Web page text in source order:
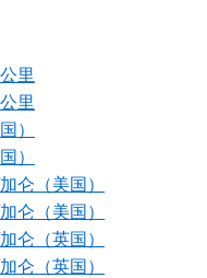
里
里
）
）
仑（美国）
仑（美国）
仑（英国）
仑（英国）